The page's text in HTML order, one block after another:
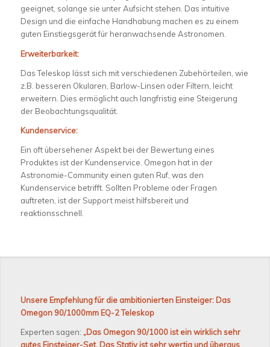
geeignet, solange sie unter Aufsicht stehen. Das intuitive
Design und die einfache Handhabung machen es zu einem
guten Einstiegsgerät für heranwachsende Astronomen.
Erweiterbarkeit:
Das Teleskop lässt sich mit verschiedenen Zubehörteilen, wie
z.B. besseren Okularen, Barlow-Linsen oder Filtern, leicht
erweitern. Dies ermöglicht auch langfristig eine Steigerung
der Beobachtungsqualität.
Kundenservice:
Ein oft übersehener Aspekt bei der Bewertung eines
Produktes ist der Kundenservice. Omegon hat in der
Astronomie-Community einen guten Ruf, was den
Kundenservice betrifft. Sollten Probleme oder Fragen
auftreten, ist der Support meist hilfsbereit und
reaktionsschnell.
Unsere Empfehlung für die ambitionierten Einsteiger: Das
Omegon 90/1000mm EQ-2Teleskop
Experten sagen: „Das Omegon 90/1000 ist ein wirklich sehr
gutes Einsteiger-Set. Das Stativ ist sehr wertig und überaus